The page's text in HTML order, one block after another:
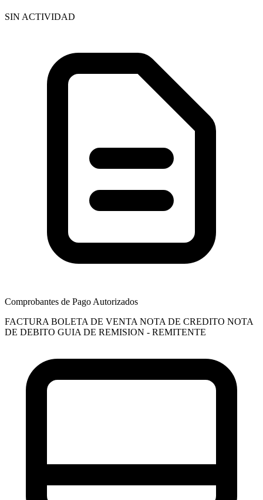
SIN ACTIVIDAD
Comprobantes de Pago Autorizados
FACTURA BOLETA DE VENTA NOTA DE CREDITO NOTA
DE DEBITO GUIA DE REMISION - REMITENTE